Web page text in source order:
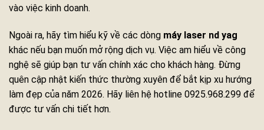
vào việc kinh doanh.
Ngoài ra, hãy tìm hiểu kỹ về các dòng máy laser nd yag
khác nếu bạn muốn mở rộng dịch vụ. Việc am hiểu về công
nghệ sẽ giúp bạn tư vấn chính xác cho khách hàng. Đừng
quên cập nhật kiến thức thường xuyên để bắt kịp xu hướng
làm đẹp của năm 2026. Hãy liên hệ hotline 0925.968.299 để
được tư vấn chi tiết hơn.